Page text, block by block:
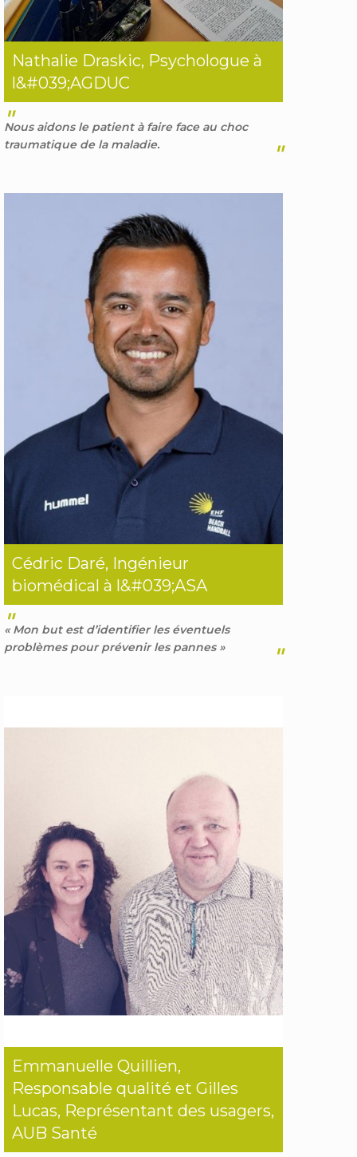
Nathalie Draskic, Psychologue à
l&#039;AGDUC
"
Nous aidons le patient à faire face au choc
traumatique de la maladie.
"
Cédric Daré, Ingénieur
biomédical à l&#039;ASA
"
« Mon but est d’identifier les éventuels
problèmes pour prévenir les pannes »
"
Emmanuelle Quillien,
Responsable qualité et Gilles
Lucas, Représentant des usagers,
AUB Santé